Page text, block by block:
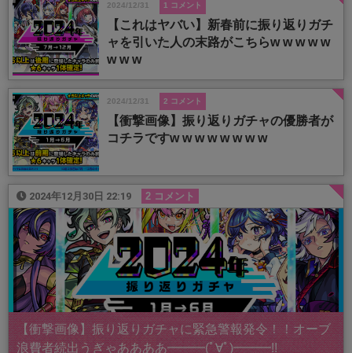
2024/12/31 1 コメント
【これはヤバい】新春前に振り返りガチ
ャを引いた人の末路がこちらw w w w w
w w w
2024/12/31 2 コメント
【衝撃画像】振り返りガチャの優勝者が
コチラですw w w w w w w w
2024年12月30日 22:19 2 コメント
【衝撃画像】振り返りガチャに緊急警報発令！！オーブ
浪費者続出うぎゃああああ━━━(ﾟ∀ﾟ)━━━!!